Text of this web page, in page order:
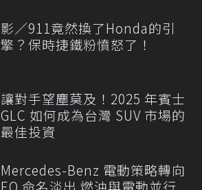
影／911竟然換了Honda的引
擎？保時捷鐵粉憤怒了！
讓對手望塵莫及！2025 年賓士
GLC 如何成為台灣 SUV 市場的
最佳投資
Mercedes-Benz 電動策略轉向
EQ 命名淡出 燃油與電動並行